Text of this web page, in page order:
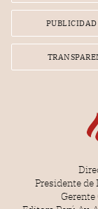
Presidente